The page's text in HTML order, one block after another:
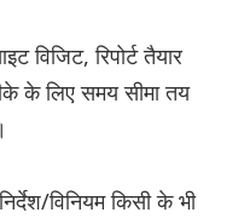
विजिट, रिपोर्ट तैयार
के लिए समय सीमा तय
विनियम किसी के भी